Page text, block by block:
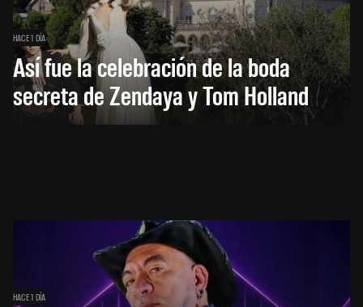
HACE 1 DÍA
Así fue la celebración de la boda
secreta de Zendaya y Tom Holland
HACE 1 DÍA